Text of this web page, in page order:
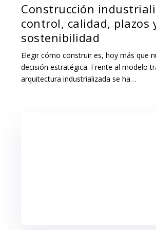
Construcción
control, calidad, plazos
sostenibilidad
Elegir cómo construir es, hoy más que
decisión estratégica. Frente al modelo
arquitectura industrializada se ha…